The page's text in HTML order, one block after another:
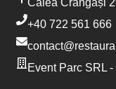
Calea Crângași
+40 722 561 666
Event Parc SRL